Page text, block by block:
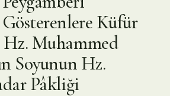
Küfür
Muhammed
Soyunun Hz.
Pâkliği